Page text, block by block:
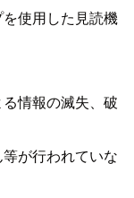
使用した見読機
情報の滅失、破
が行われていな